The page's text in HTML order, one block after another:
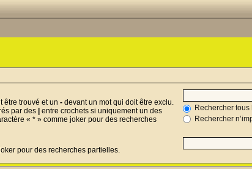
être trouvé et un- devant un mot qui doit être exclu.
par des
entre crochets si uniquement un des
« * » comme joker pour des recherches
Rechercher tous
Rechercher
pour des recherches partielles.